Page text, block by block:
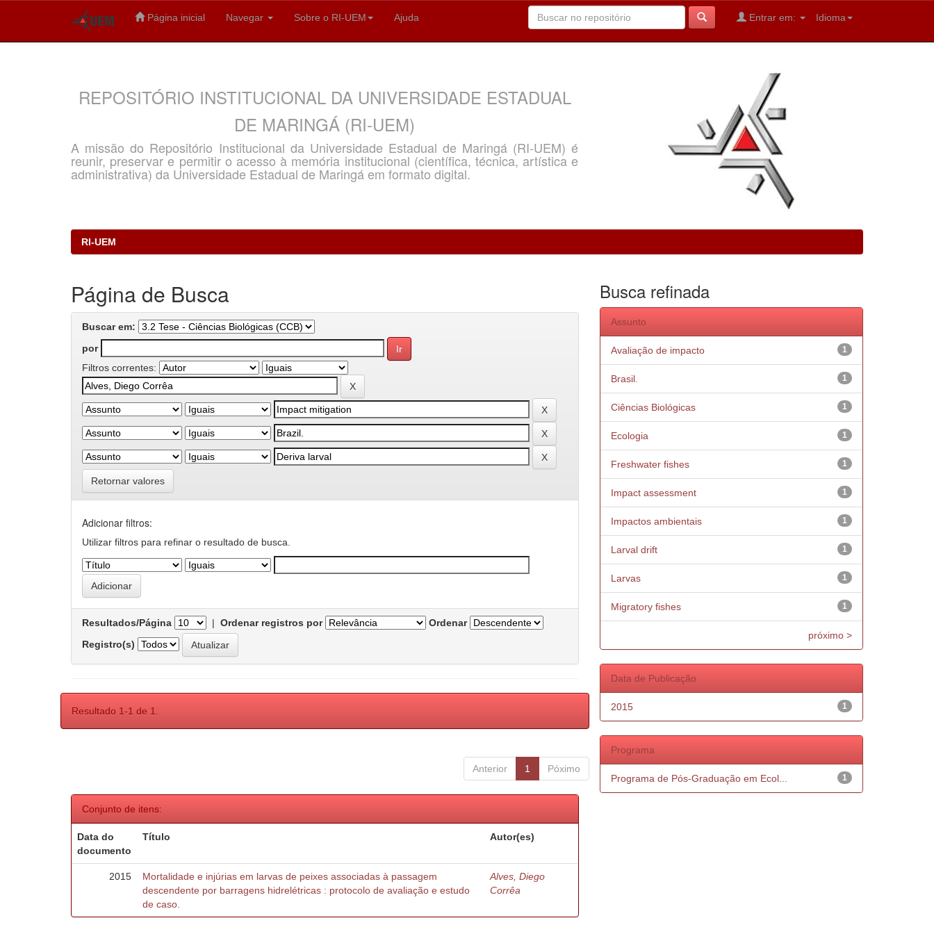
Página inicial Navegar Sobre o RI-UEM Ajuda Idioma
Entrar em:
REPOSITÓRIO INSTITUCIONAL DA UNIVERSIDADE ESTADUAL
DE MARINGÁ (RI-UEM)
A missão do Repositório Institucional da Universidade Estadual de Maringá (RI-UEM) é
reunir, preservar e permitir o acesso à memória institucional (científica, técnica, artística e
administrativa) da Universidade Estadual de Maringá em formato digital.
RI-UEM
Página de Busca
Buscar em:
por
Filtros correntes:
Retornar valores
Adicionar filtros:
Utilizar filtros para refinar o resultado de busca.
Resultados/Página | Ordenar registros por
Ordenar
Registro(s)
Resultado 1-1 de 1.
Anterior 1 Póximo
Conjunto de itens:
Data do
documento
Título Autor(es)
2015
Mortalidade e injúrias em larvas de peixes associadas à passagem
descendente por barragens hidrelétricas : protocolo de avaliação e estudo
de caso.
Alves, Diego
Corrêa
Busca refinada
Assunto
1
Avaliação de impacto
1
Brasil.
1
Ciências Biológicas
1
Ecologia
1
Freshwater fishes
1
Impact assessment
1
Impactos ambientais
1
Larval drift
1
Larvas
1
Migratory fishes
próximo >
Data de Publicação
1
2015
Programa
1
Programa de Pós-Graduação em Ecol...